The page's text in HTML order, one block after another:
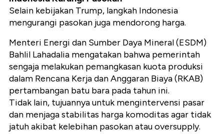
Selain kebijakan Trump, langkah Indonesia
mengurangi pasokan juga mendorong harga.
Menteri Energi dan Sumber Daya Mineral (ESDM)
Bahlil Lahadalia mengatakan bahwa pemerintah
sengaja melakukan pemangkasan kuota produksi
dalam Rencana Kerja dan Anggaran Biaya (RKAB)
pertambangan batu bara pada tahun ini.
Tidak lain, tujuannya untuk mengintervensi pasar
dan menjaga stabilitas harga komoditas agar tidak
jatuh akibat kelebihan pasokan atau oversupply.